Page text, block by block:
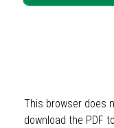
This browser does
download the PDF